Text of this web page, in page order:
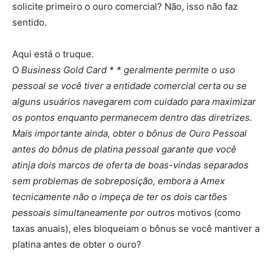
solicite primeiro o ouro comercial? Não, isso não faz
sentido.
Aqui está o truque.
O Business Gold Card * * geralmente permite o uso
pessoal se você tiver a entidade comercial certa ou se
alguns usuários navegarem com cuidado para maximizar
os pontos enquanto permanecem dentro das diretrizes.
Mais importante ainda, obter o bônus de Ouro Pessoal
antes do bônus de platina pessoal garante que você
atinja dois marcos de oferta de boas-vindas separados
sem problemas de sobreposição, embora a Amex
tecnicamente não o impeça de ter os dois cartões
pessoais simultaneamente por outros motivos (como
taxas anuais), eles bloqueiam o bônus se você mantiver a
platina antes de obter o ouro?